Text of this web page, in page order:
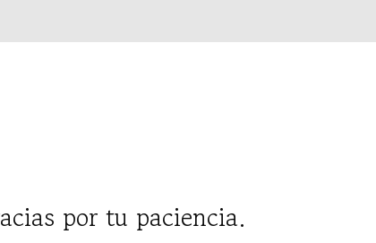
por tu paciencia.